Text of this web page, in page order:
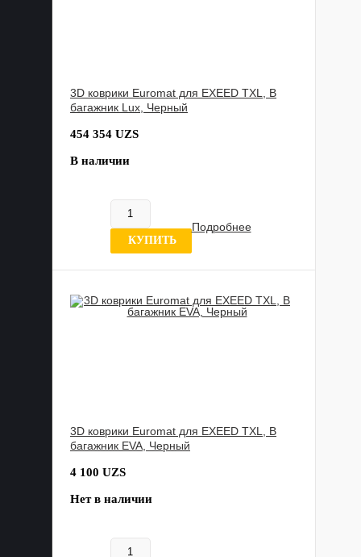
3D коврики Euromat для EXEED TXL, В
багажник Lux, Черный
454 354 UZS
В наличии
КУПИТЬ
Подробнее
3D коврики Euromat для EXEED TXL, В
багажник EVA, Черный
4 100 UZS
Нет в наличии